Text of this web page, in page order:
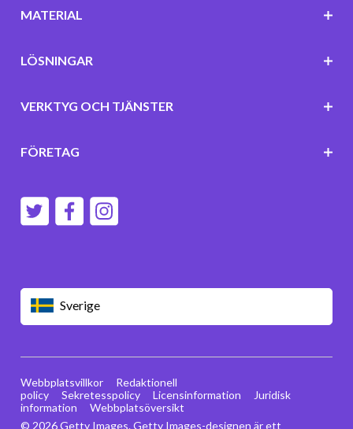
Sverige
MATERIAL
LÖSNINGAR
VERKTYG OCH TJÄNSTER
FÖRETAG
© 2026 Getty Images. Getty Images-designen är ett
Webbplatsvillkor
Redaktionell
policy
Sekretesspolicy Licensinformation
Juridisk
information
Webbplatsöversikt